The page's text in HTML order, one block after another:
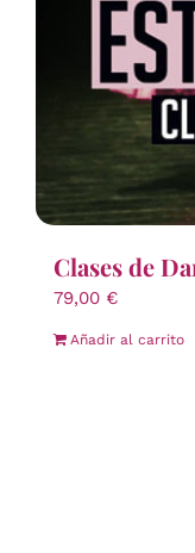
Clases de
79,00 €
Añadir al carrito